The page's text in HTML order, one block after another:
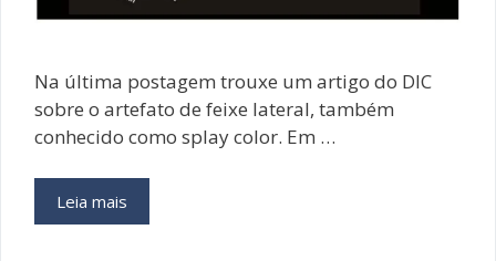
Na última postagem trouxe um artigo do DIC
sobre o artefato de feixe lateral, também
conhecido como splay color. Em …
Leia mais
Ecocardiográficos: